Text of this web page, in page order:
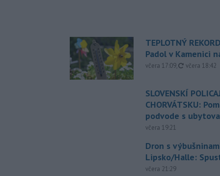
TEPLOTNÝ
Padol v Kamenici
včera 17:09, aktualizované
včera 18:42
SLOVENSKÍ
CHORVÁTSKU:
podvode s
včera 19:21
Dron s
Lipsko/Halle:
včera 21:29